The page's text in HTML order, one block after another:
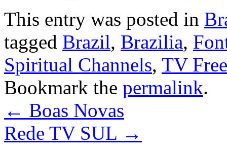
This entry was posted in
tagged Brazil, Brazilia,
Spiritual Channels, TV Free
Bookmark the permalink.
← Boas Novas
Rede TV SUL →